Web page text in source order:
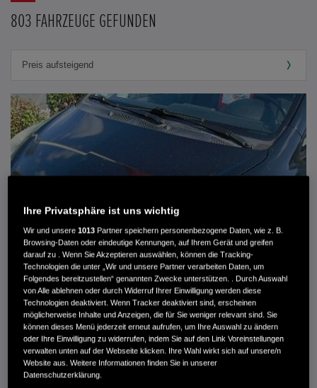
803 FAHRZEUGE GEFUNDEN
MWST. NICHT AUSWEISBAR
3.900 €
Ihre Privatsphäre ist uns wichtig
Wir und unsere1013 Partner speichern personenbezogene Daten, wie z. B.
Browsing-Daten oder eindeutige Kennungen, auf Ihrem Gerät und greifen
darauf zu . Wenn Sie Akzeptieren auswählen, können die Tracking-
Technologien die unter „Wir und unsere Partner verarbeiten Daten, um
Folgendes bereitzustellen“ genannten Zwecke unterstützen. . Durch Auswahl
von Alle ablehnen oder durch Widerruf Ihrer Einwilligung werden diese
Technologien deaktiviert. Wenn Tracker deaktiviert sind, erscheinen
möglicherweise Inhalte und Anzeigen, die für Sie weniger relevant sind. Sie
können dieses Menü jederzeit erneut aufrufen, um Ihre Auswahl zu ändern
oder Ihre Einwilligung zu widerrufen, indem Sie auf den Link Voreinstellungen
verwalten unten auf der Webseite klicken. Ihre Wahl wirkt sich auf unsere/n
Website aus. Weitere Informationen finden Sie in unserer
Datenschutzerklärung.